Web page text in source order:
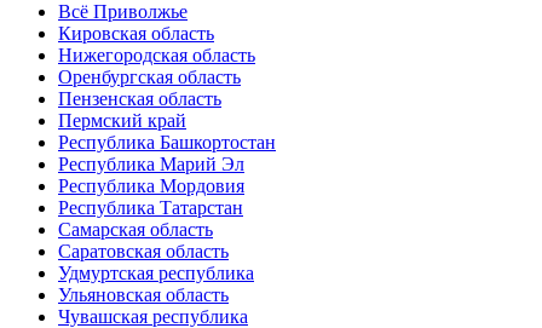
Всё Приволжье
Кировская область
Нижегородская область
Оренбургская область
Пензенская область
Пермский край
Республика Башкортостан
Республика Марий Эл
Республика Мордовия
Республика Татарстан
Самарская область
Саратовская область
Удмуртская республика
Ульяновская область
Чувашская республика